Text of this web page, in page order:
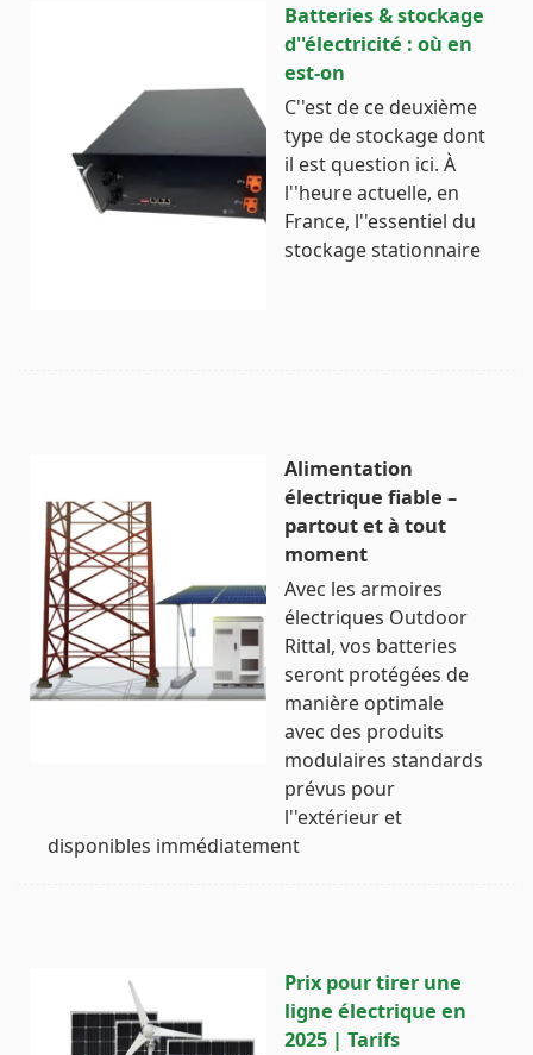
Batteries & stockage
d''électricité : où en
est-on
C''est de ce deuxième
type de stockage dont
il est question ici. À
l''heure actuelle, en
France, l''essentiel du
stockage stationnaire
Alimentation
électrique fiable –
partout et à tout
moment
Avec les armoires
électriques Outdoor
Rittal, vos batteries
seront protégées de
manière optimale
avec des produits
modulaires standards
prévus pour
l''extérieur et
disponibles immédiatement
Prix pour tirer une
ligne électrique en
2025 | Tarifs